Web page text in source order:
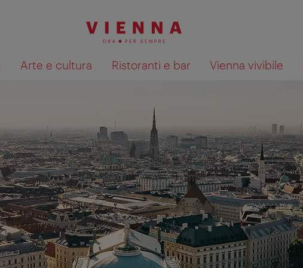
Arte e cultura Ristoranti e bar Vienna vivibile